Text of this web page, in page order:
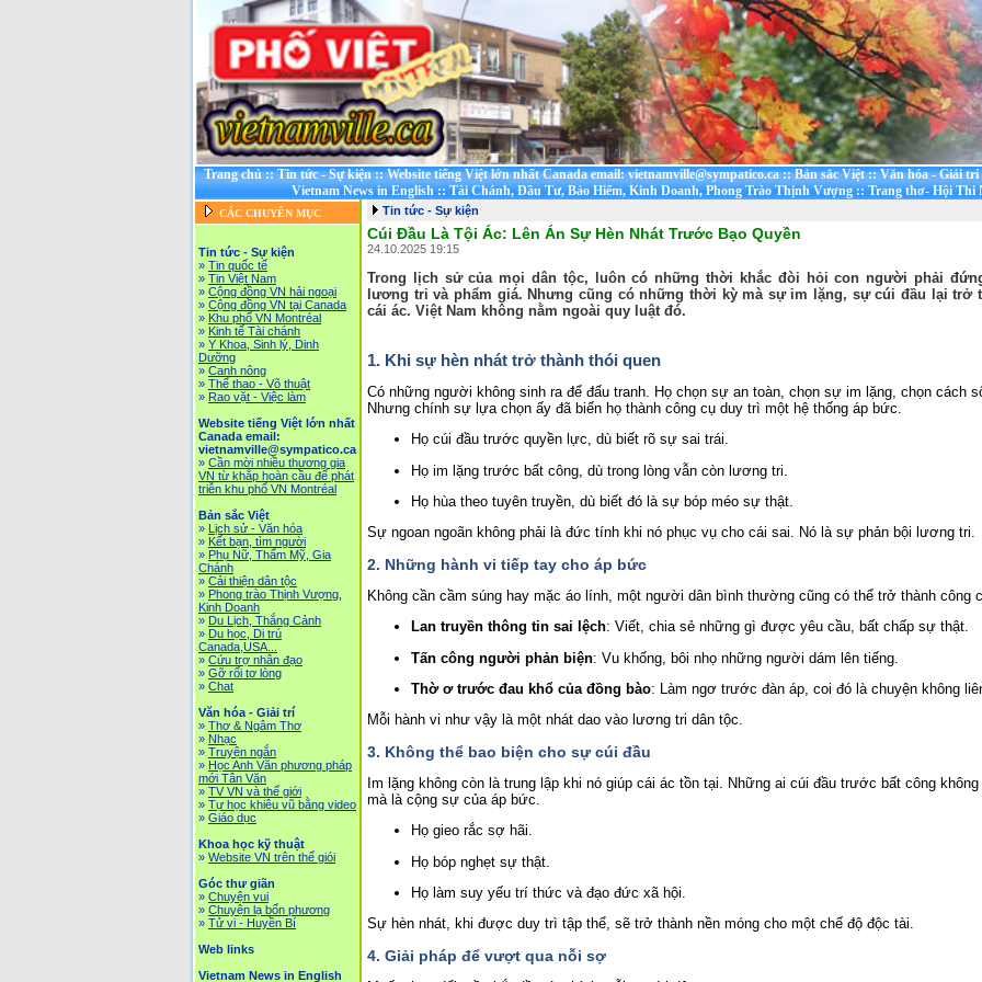
Trang chủ::Tin tức - Sự kiện::Website tiếng Việt lớn nhất Canada email: vietnamville@sympatico.ca::Bản sắc Việt::Văn hóa - Giải trí
Vietnam News in English::Tài Chánh, Đầu Tư, Bảo Hiểm, Kinh Doanh, Phong Trào Thịnh Vượng::Trang thơ- Hội Thi
CÁC CHUYÊN MỤC
Tin tức - Sự kiện
» Tin quốc tế
» Tin Việt Nam
» Cộng đồng VN hải ngoại
» Cộng đồng VN tại Canada
» Khu phố VN Montréal
» Kinh tế Tài chánh
» Y Khoa, Sinh lý, Dinh
Dưỡng
» Canh nông
» Thể thao - Võ thuật
» Rao vặt - Việc làm
Website tiếng Việt lớn nhất
Canada email:
vietnamville@sympatico.ca
» Cần mời nhiều thương gia
VN từ khắp hoàn cầu để phát
triễn khu phố VN Montréal
Bản sắc Việt
» Lịch sử - Văn hóa
» Kết bạn, tìm người
» Phụ Nữ, Thẩm Mỹ, Gia
Chánh
» Cải thiện dân tộc
» Phong trào Thịnh Vượng,
Kinh Doanh
» Du Lịch, Thắng Cảnh
» Du học, Di trú
Canada,USA...
» Cứu trợ nhân đạo
» Gỡ rối tơ lòng
» Chat
Văn hóa - Giải trí
» Thơ & Ngâm Thơ
» Nhạc
» Truyện ngắn
» Học Anh Văn phương pháp
mới Tân Văn
» TV VN và thế giới
» Tự học khiêu vũ bằng video
» Giáo dục
Khoa học kỹ thuật
» Website VN trên thế giói
Góc thư giãn
» Chuyện vui
» Chuyện lạ bốn phương
» Tử vi - Huyền Bí
Web links
Vietnam News in English
Tin tức - Sự kiện
Cúi Đầu Là Tội Ác: Lên Án Sự Hèn Nhát Trước Bạo Quyền
24.10.2025 19:15
Trong lịch sử của mọi dân tộc, luôn có những thời khắc đòi hỏi con người phải
lương tri và phẩm giá. Nhưng cũng có những thời kỳ mà sự im lặng, sự cúi đầu lại trở
cái ác. Việt Nam không nằm ngoài quy luật đó.
1. Khi sự hèn nhát trở thành thói quen
Có những người không sinh ra để đấu tranh. Họ chọn sự an toàn, chọn sự im lặng, chọn cách
Nhưng chính sự lựa chọn ấy đã biến họ thành công cụ duy trì một hệ thống áp bức.
Họ cúi đầu trước quyền lực, dù biết rõ sự sai trái.
Họ im lặng trước bất công, dù trong lòng vẫn còn lương tri.
Họ hùa theo tuyên truyền, dù biết đó là sự bóp méo sự thật.
Sự ngoan ngoãn không phải là đức tính khi nó phục vụ cho cái sai. Nó là sự phản bội lương tri.
2. Những hành vi tiếp tay cho áp bức
Không cần cầm súng hay mặc áo lính, một người dân bình thường cũng có thể trở thành công
Lan truyền thông tin sai lệch: Viết, chia sẻ những gì được yêu cầu, bất chấp sự thật.
Tấn công người phản biện: Vu khống, bôi nhọ những người dám lên tiếng.
Thờ ơ trước đau khổ của đồng bào: Làm ngơ trước đàn áp, coi đó là chuyện không
Mỗi hành vi như vậy là một nhát dao vào lương tri dân tộc.
3. Không thể bao biện cho sự cúi đầu
Im lặng không còn là trung lập khi nó giúp cái ác tồn tại. Những ai cúi đầu trước bất công không
mà là cộng sự của áp bức.
Họ gieo rắc sợ hãi.
Họ bóp nghẹt sự thật.
Họ làm suy yếu trí thức và đạo đức xã hội.
Sự hèn nhát, khi được duy trì tập thể, sẽ trở thành nền móng cho một chế độ độc tài.
4. Giải pháp để vượt qua nỗi sợ